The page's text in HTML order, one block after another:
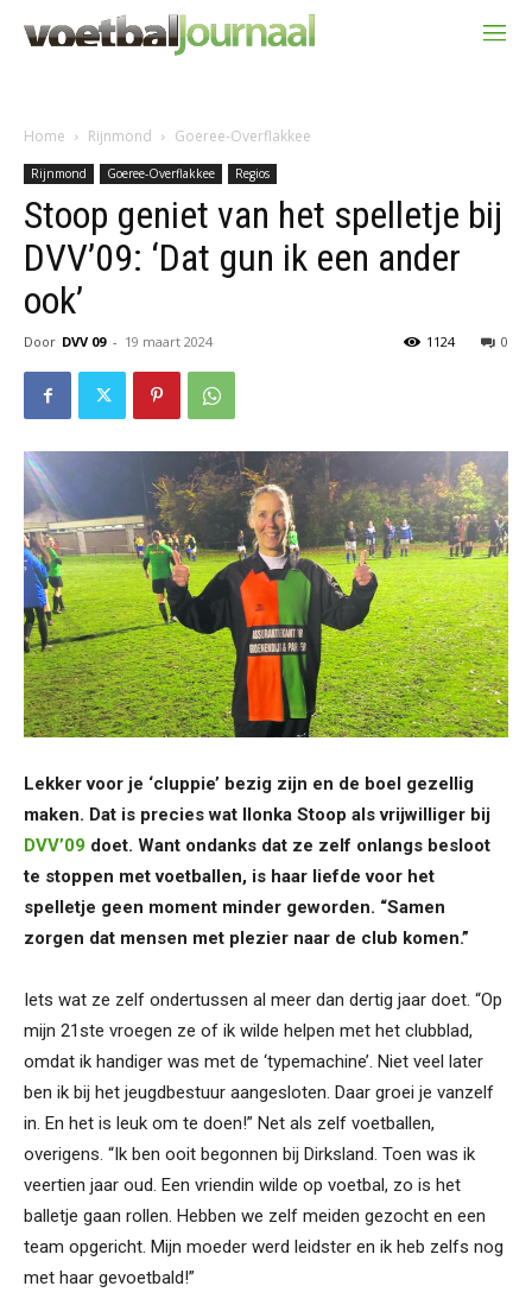
Home Rijnmond Goeree-Overflakkee
Rijnmond Goeree-Overflakkee Regios
Stoop geniet van het spelletje bij
DVV’09: ‘Dat gun ik een ander
ook’
Door DVV 09 - 19 maart 2024 0
1124
Lekker voor je ‘cluppie’ bezig zijn en de boel gezellig
maken. Dat is precies wat Ilonka Stoop als vrijwilliger bij
DVV’09 doet. Want ondanks dat ze zelf onlangs besloot
te stoppen met voetballen, is haar liefde voor het
spelletje geen moment minder geworden. “Samen
zorgen dat mensen met plezier naar de club komen.”
Iets wat ze zelf ondertussen al meer dan dertig jaar doet. “Op
mijn 21ste vroegen ze of ik wilde helpen met het clubblad,
omdat ik handiger was met de ‘typemachine’. Niet veel later
ben ik bij het jeugdbestuur aangesloten. Daar groei je vanzelf
in. En het is leuk om te doen!” Net als zelf voetballen,
overigens. “Ik ben ooit begonnen bij Dirksland. Toen was ik
veertien jaar oud. Een vriendin wilde op voetbal, zo is het
balletje gaan rollen. Hebben we zelf meiden gezocht en een
team opgericht. Mijn moeder werd leidster en ik heb zelfs nog
met haar gevoetbald!”